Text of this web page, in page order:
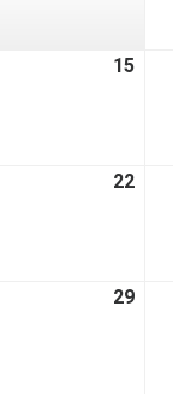
15
22
29